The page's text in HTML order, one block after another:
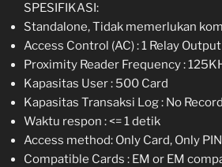
SPESIFIKASI:
Standalone, Tidak memerlukan
Access Control (AC) : 1 Relay
Proximity Reader Frequency :
Kapasitas User : 500 Card
Kapasitas Transaksi Log : No
Waktu respon : <= 1 detik
Access method: Only Card, Only
Compatible Cards : EM or EM